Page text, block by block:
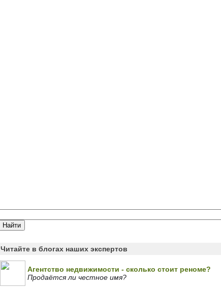
Читайте в блогах наших экспертов
Агентство недвижимости - сколько стоит реноме?
Продаётся ли честное имя?